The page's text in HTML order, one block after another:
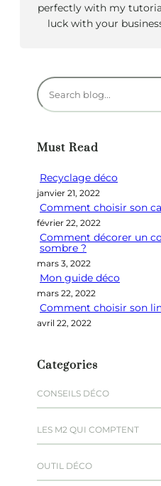
perfectly with my
luck with your
R
e
e
c
h
e
Must Read
Recyclage déco
janvier 21, 2022
Comment choisir son
février 22, 2022
Comment décorer un
sombre ?
mars 3, 2022
Mon guide déco
mars 22, 2022
Comment choisir son
avril 22, 2022
Categories
CONSEILS DÉCO
LES M2 QUI COMPTENT
OUTIL DÉCO